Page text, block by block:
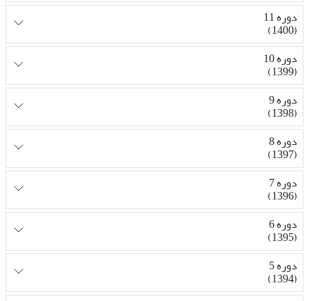
دوره 11
(1400)
دوره 10
(1399)
دوره 9
(1398)
دوره 8
(1397)
دوره 7
(1396)
دوره 6
(1395)
دوره 5
(1394)